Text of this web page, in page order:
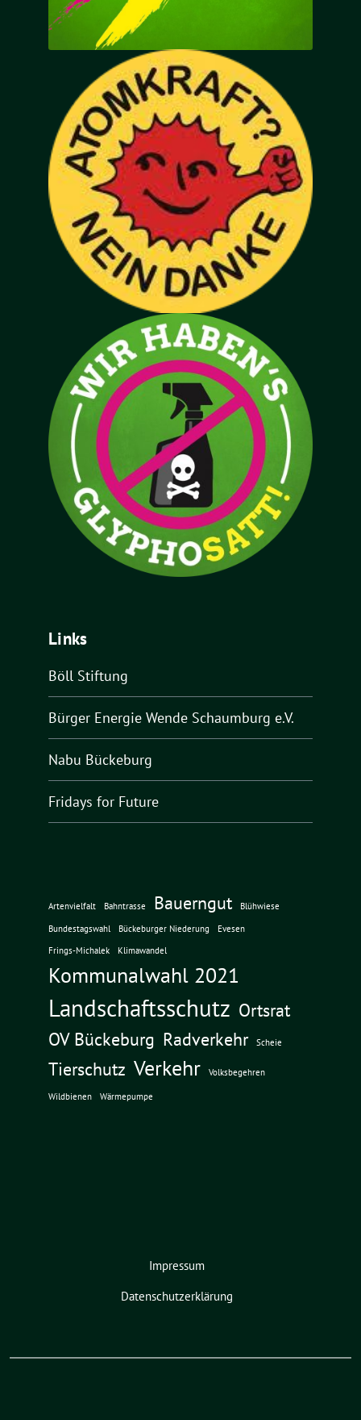
Links
Böll Stiftung
Bürger Energie Wende Schaumburg e.V.
Nabu Bückeburg
Fridays for Future
Artenvielfalt Bahntrasse Bauerngut
Blühwiese
Bundestagswahl
Bückeburger Niederung
Evesen
Frings-Michalek
Klimawandel
Kommunalwahl 2021
Landschaftsschutz Ortsrat
OV Bückeburg Radverkehr Scheie
Tierschutz Verkehr Volksbegehren
Wildbienen Wärmepumpe
Impressum
Datenschutzerklärung